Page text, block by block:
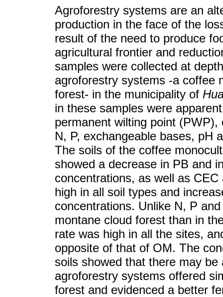
Agroforestry systems are an
production in the face of the
result of the need to produce
agricultural frontier and
samples were collected at
agroforestry systems -a coffee
forest- in the municipality of
in these samples were
permanent wilting point
N, P, exchangeable bases, pH
The soils of the coffee
showed a decrease in PB and
concentrations, as well as
high in all soil types and
concentrations. Unlike N, P
montane cloud forest than in
rate was high in all the sites,
opposite of that of OM. The
soils showed that there may
agroforestry systems offered
forest and evidenced a better